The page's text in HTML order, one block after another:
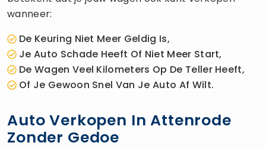
wanneer:
De Keuring Niet Meer Geldig Is,
Je Auto Schade Heeft Of Niet Meer Start,
De Wagen Veel Kilometers Op De Teller Heeft,
Of Je Gewoon Snel Van Je Auto Af Wilt.
Auto Verkopen In Attenrode
Zonder Gedoe